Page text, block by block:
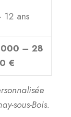
ans
– 28
€
sous-Bois.